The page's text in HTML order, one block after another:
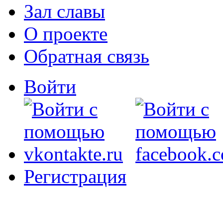
Зал славы
О проекте
Обратная связь
Войти
Регистрация